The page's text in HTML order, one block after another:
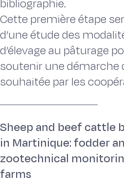
bibliographie.
Cette première étape
d’une étude des
d’élevage au pâturage
soutenir une démarche
souhaitée par les
Sheep and beef cattle
in Martinique: fodder
zootechnical
farms